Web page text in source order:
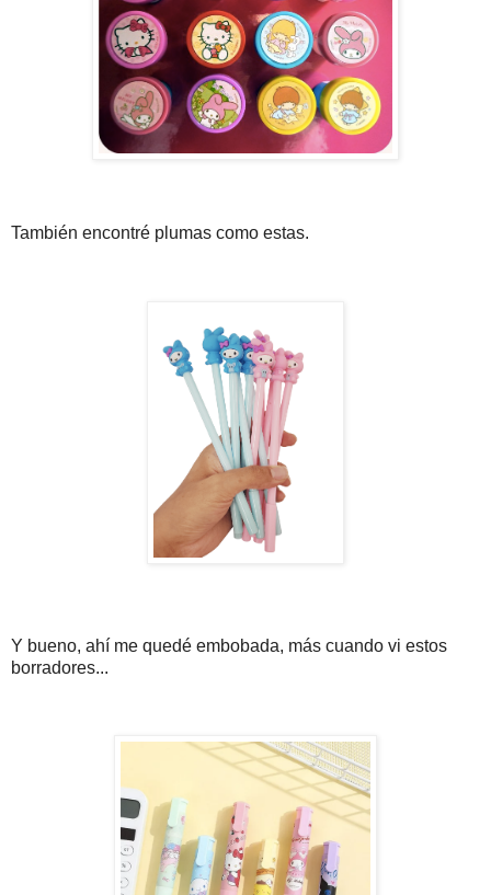
También encontré plumas como estas.
Y bueno, ahí me quedé embobada, más cuando vi estos
borradores...